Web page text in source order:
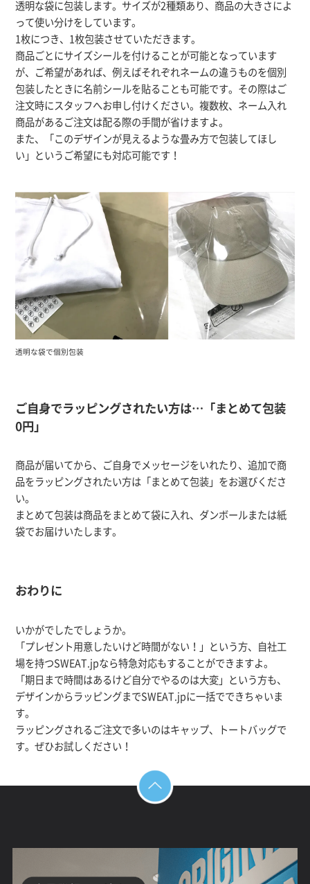
透明な袋に包装します。サイズが2種類あり、商品の大きさによ
って使い分けをしています。
1枚につき、1枚包装させていただきます。
商品ごとにサイズシールを付けることが可能となっています
が、ご希望があれば、例えばそれぞれネームの違うものを個別
包装したときに名前シールを貼ることも可能です。その際はご
注文時にスタッフへお申し付けください。複数枚、ネーム入れ
商品があるご注文は配る際の手間が省けますよ。
また、「このデザインが見えるような畳み方で包装してほし
い」というご希望にも対応可能です！
透明な袋で個別包装
ご自身でラッピングされたい方は…「まとめて包装
0円」
商品が届いてから、ご自身でメッセージをいれたり、追加で商
品をラッピングされたい方は「まとめて包装」をお選びくださ
い。
まとめて包装は商品をまとめて袋に入れ、ダンボールまたは紙
袋でお届けいたします。
おわりに
いかがでしたでしょうか。
「プレゼント用意したいけど時間がない！」という方、自社工
場を持つSWEAT.jpなら特急対応もすることができますよ。
「期日まで時間はあるけど自分でやるのは大変」という方も、
デザインからラッピングまでSWEAT.jpに一括でできちゃいま
す。
ラッピングされるご注文で多いのはキャップ、トートバッグで
す。ぜひお試しください！